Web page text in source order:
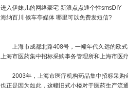
进入伊妹儿的网络豪宅 新浪点点通个性smsDIY
海纳百川 候车亭媒体 哪里可以免费发短信?
上海市成都北路408号，一幢年代久远的欧
上海市医药集中招标采购事务管理所和上海市医
2003年，上海市医疗机构药品集中招标采购
也正是因为如此，这幢旧式小楼对于医药生产流